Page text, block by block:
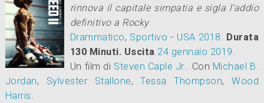
rinnova il capitale simpatia e sigla l'addio
definitivo a Rocky.
Drammatico, Sportivo - USA 2018. Durata
130 Minuti. Uscita 24 gennaio 2019.
Un film di Steven Caple Jr.. Con Michael B.
Jordan, Sylvester Stallone,Tessa Thompson,Wood
Harris.